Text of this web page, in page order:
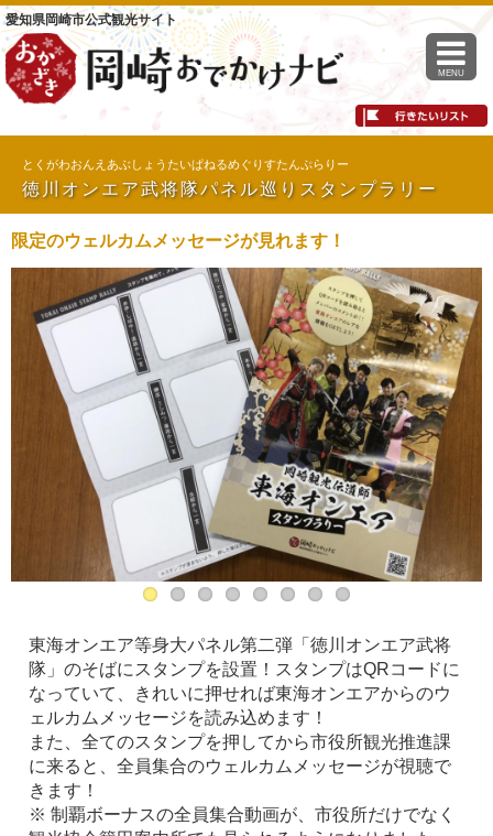
愛知県岡崎市公式観光サイト
MENU
とくがわおんえあぶしょうたいぱねるめぐりすたんぷらりー
徳川オンエア武将隊パネル巡りスタンプラリー
限定のウェルカムメッセージが見れます！
東海オンエア等身大パネル第二弾「徳川オンエア武将
隊」のそばにスタンプを設置！スタンプはQRコードに
なっていて、きれいに押せれば東海オンエアからのウ
ェルカムメッセージを読み込めます！
また、全てのスタンプを押してから市役所観光推進課
に来ると、全員集合のウェルカムメッセージが視聴で
きます！
※ 制覇ボーナスの全員集合動画が、市役所だけでなく